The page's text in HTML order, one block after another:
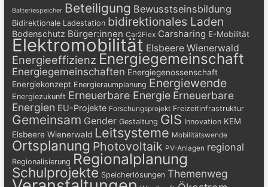
Batteriespeicher Beteiligung Bewusstseinsbildung
Bidirektionale Ladestation bidirektionales Laden
Bodenschutz Bürger:innen Car2Flex Carsharing E-Mobilität
Elektromobilität Elsbeere Wienerwald
Energieeffizienz Energiegemeinschaft
Energiegemeinschaften Energiegenossenschaft
Energiekonzept Energieraumplanung Energiewende
Energiezukunft Erneuerbare Energie Erneuerbare
Energien EU-Projekte Forschungsprojekt Freizeitinfrastruktur
Gemeinsam Gender Gestaltung GIS Innovation KEM
Elsbeere Wienerwald Leitsysteme Mobilitätswende
Ortsplanung Photovoltaik PV-Anlagen regional
Regionalisierung Regionalplanung
Schulprojekte Speicherlösungen Themenweg